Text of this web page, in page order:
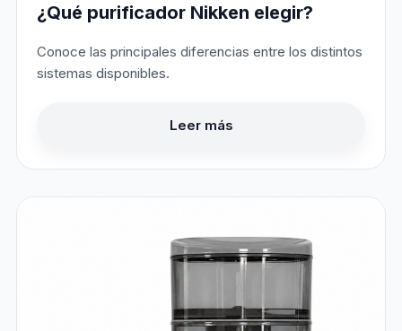
¿Qué purificador Nikken elegir?
Conoce las principales diferencias entre los distintos
sistemas disponibles.
Leer más